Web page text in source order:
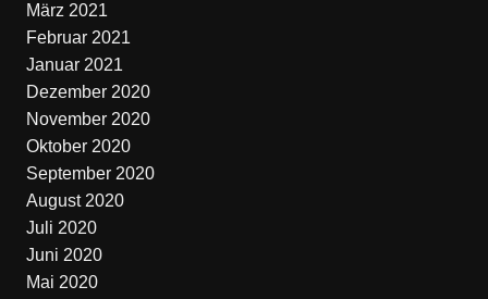
März 2021
Februar 2021
Januar 2021
Dezember 2020
November 2020
Oktober 2020
September 2020
August 2020
Juli 2020
Juni 2020
Mai 2020